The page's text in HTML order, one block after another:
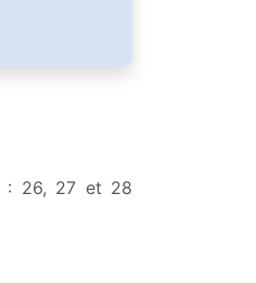
: 26, 27 et 28